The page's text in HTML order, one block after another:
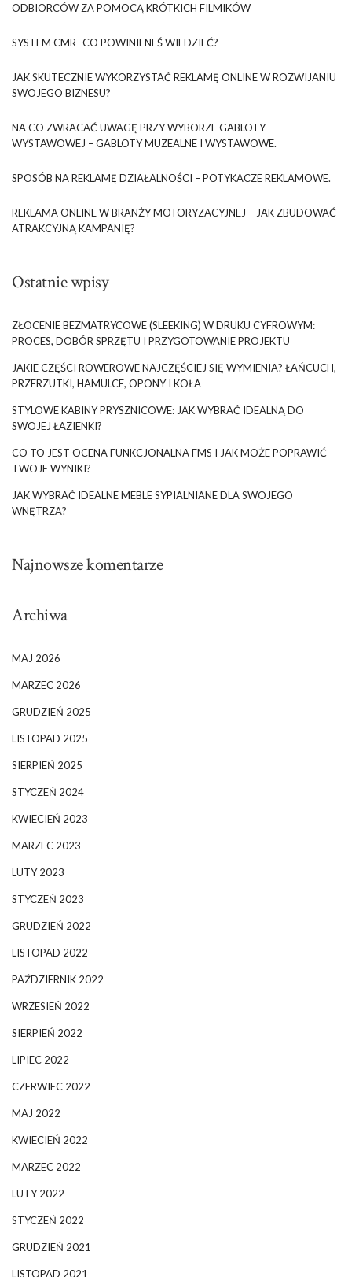
ODBIORCÓW ZA POMOCĄ KRÓTKICH FILMIKÓW
SYSTEM CMR- CO POWINIENEŚ WIEDZIEĆ?
JAK SKUTECZNIE WYKORZYSTAĆ REKLAMĘ ONLINE W ROZWIJANIU
SWOJEGO BIZNESU?
NA CO ZWRACAĆ UWAGĘ PRZY WYBORZE GABLOTY
WYSTAWOWEJ – GABLOTY MUZEALNE I WYSTAWOWE.
SPOSÓB NA REKLAMĘ DZIAŁALNOŚCI – POTYKACZE REKLAMOWE.
REKLAMA ONLINE W BRANŻY MOTORYZACYJNEJ – JAK ZBUDOWAĆ
ATRAKCYJNĄ KAMPANIĘ?
Ostatnie wpisy
ZŁOCENIE BEZMATRYCOWE (SLEEKING) W DRUKU CYFROWYM:
PROCES, DOBÓR SPRZĘTU I PRZYGOTOWANIE PROJEKTU
JAKIE CZĘŚCI ROWEROWE NAJCZĘŚCIEJ SIĘ WYMIENIA? ŁAŃCUCH,
PRZERZUTKI, HAMULCE, OPONY I KOŁA
STYLOWE KABINY PRYSZNICOWE: JAK WYBRAĆ IDEALNĄ DO
SWOJEJ ŁAZIENKI?
CO TO JEST OCENA FUNKCJONALNA FMS I JAK MOŻE POPRAWIĆ
TWOJE WYNIKI?
JAK WYBRAĆ IDEALNE MEBLE SYPIALNIANE DLA SWOJEGO
WNĘTRZA?
Najnowsze komentarze
Archiwa
MAJ 2026
MARZEC 2026
GRUDZIEŃ 2025
LISTOPAD 2025
SIERPIEŃ 2025
STYCZEŃ 2024
KWIECIEŃ 2023
MARZEC 2023
LUTY 2023
STYCZEŃ 2023
GRUDZIEŃ 2022
LISTOPAD 2022
PAŹDZIERNIK 2022
WRZESIEŃ 2022
SIERPIEŃ 2022
LIPIEC 2022
CZERWIEC 2022
MAJ 2022
KWIECIEŃ 2022
MARZEC 2022
LUTY 2022
STYCZEŃ 2022
GRUDZIEŃ 2021
LISTOPAD 2021